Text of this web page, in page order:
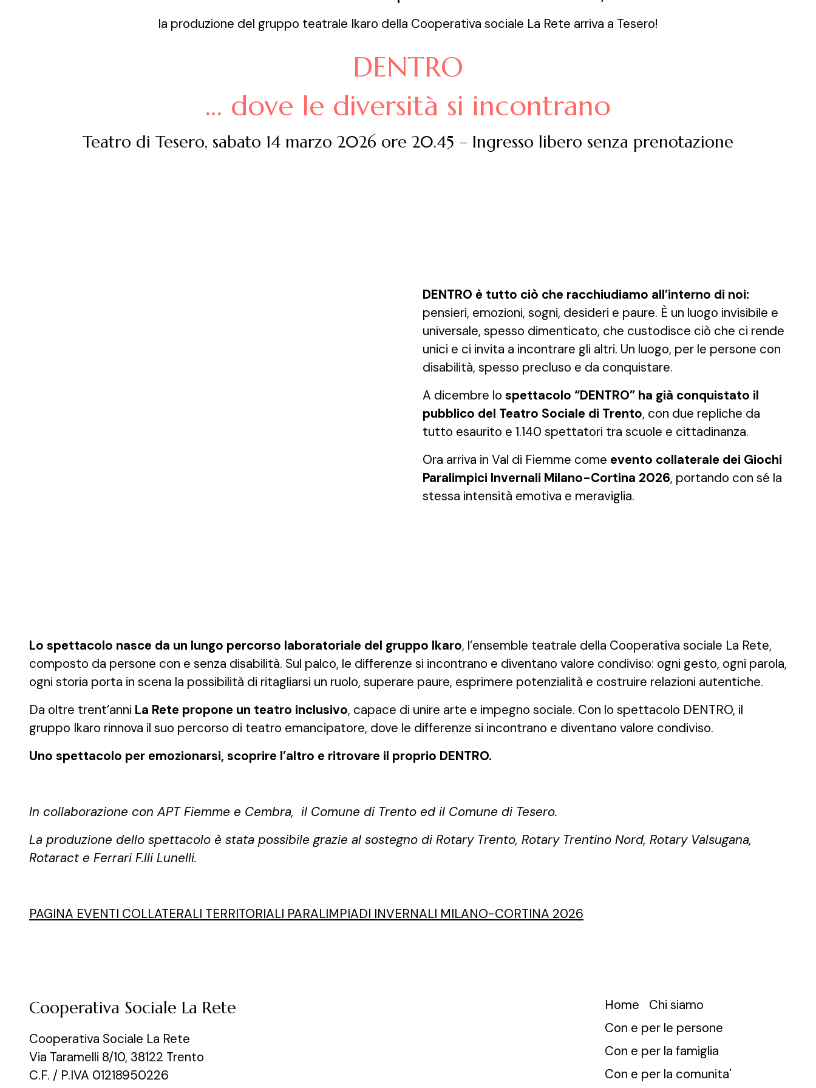
la produzione del gruppo teatrale Ikaro della Cooperativa sociale La Rete arriva a Tesero!
DENTRO
… dove le diversità si incontrano
Teatro di Tesero, sabato 14 marzo 2026 ore 20.45 – Ingresso libero senza prenotazione
DENTRO è tutto ciò che racchiudiamo all’interno di noi:
pensieri, emozioni, sogni, desideri e paure. È un luogo invisibile e
universale, spesso dimenticato, che custodisce ciò che ci rende
unici e ci invita a incontrare gli altri. Un luogo, per le persone con
disabilità, spesso precluso e da conquistare.
A dicembre lo spettacolo “DENTRO” ha già conquistato il
pubblico del Teatro Sociale di Trento, con due repliche da
tutto esaurito e 1.140 spettatori tra scuole e cittadinanza.
Ora arriva in Val di Fiemme come evento collaterale dei Giochi
Paralimpici Invernali Milano-Cortina 2026, portando con sé la
stessa intensità emotiva e meraviglia.
Lo spettacolo nasce da un lungo percorso laboratoriale del gruppo Ikaro, l’ensemble teatrale della Cooperativa sociale La Rete,
composto da persone con e senza disabilità. Sul palco, le differenze si incontrano e diventano valore condiviso: ogni gesto, ogni parola,
ogni storia porta in scena la possibilità di ritagliarsi un ruolo, superare paure, esprimere potenzialità e costruire relazioni autentiche.
Da oltre trent’anni La Rete propone un teatro inclusivo, capace di unire arte e impegno sociale. Con lo spettacolo DENTRO, il
gruppo Ikaro rinnova il suo percorso di teatro emancipatore, dove le differenze si incontrano e diventano valore condiviso.
Uno spettacolo per emozionarsi, scoprire l’altro e ritrovare il proprio DENTRO.
In collaborazione con APT Fiemme e Cembra, il Comune di Trento ed il Comune di Tesero.
La produzione dello spettacolo è stata possibile grazie al sostegno di Rotary Trento, Rotary Trentino Nord, Rotary Valsugana,
Rotaract e Ferrari F.lli Lunelli.
PAGINA EVENTI COLLATERALI TERRITORIALI PARALIMPIADI INVERNALI MILANO-CORTINA 2026
Cooperativa Sociale La Rete
Cooperativa Sociale La Rete
Via Taramelli 8/10, 38122 Trento
C.F. / P.IVA 01218950226
Home
Chi siamo
Con e per le persone
Con e per la famiglia
Con e per la comunita'